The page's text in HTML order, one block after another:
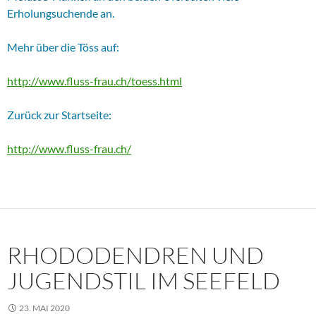
Erholungsuchende an.
Mehr über die Töss auf:
http://www.fluss-frau.ch/toess.html
Zurück zur Startseite:
http://www.fluss-frau.ch/
RHODODENDREN UND
JUGENDSTIL IM SEEFELD
23. MAI 2020